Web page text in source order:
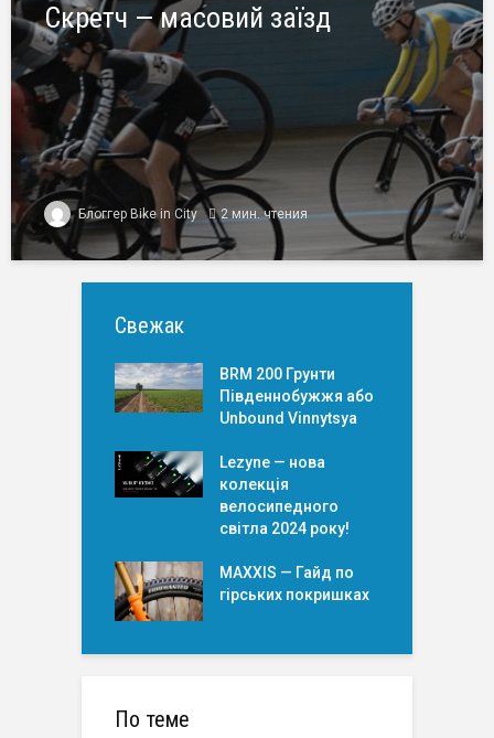
Скретч — масовий заїзд
Блоггер Bike in City 2 мин. чтения
Свежак
BRM 200 Грунти
Південнобужжя або
Unbound Vinnytsya
Lezyne — нова
колекція
велосипедного
світла 2024 року!
MAXXIS — Гайд по
гірських покришкаx
По теме